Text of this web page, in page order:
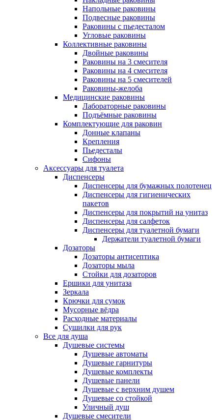
Напольные раковины
Подвесные раковины
Раковины с пьедесталом
Угловые раковины
Коллективные раковины
Двойные раковины
Раковины на 3 смесителя
Раковины на 4 смесителя
Раковины на 5 смесителей
Раковины-желоба
Медицинские раковины
Лабораторные раковины
Подъёмные раковины
Комплектующие для раковин
Донные клапаны
Крепления
Пьедесталы
Сифоны
Аксессуары для туалета
Диспенсеры
Диспенсеры для бумажных полотенец
Диспенсеры для гигиенических
пакетов
Диспенсеры для покрытий на унитаз
Диспенсеры для салфеток
Диспенсеры для туалетной бумаги
Держатели туалетной бумаги
Дозаторы
Дозаторы антисептика
Дозаторы мыла
Стойки для дозаторов
Ершики для унитаза
Зеркала
Крючки для сумок
Мусорные вёдра
Расходные материалы
Сушилки для рук
Все для душа
Душевые системы
Душевые автоматы
Душевые гарнитуры
Душевые комплекты
Душевые панели
Душевые с верхним душем
Душевые со стойкой
Уличный душ
Душевые смесители